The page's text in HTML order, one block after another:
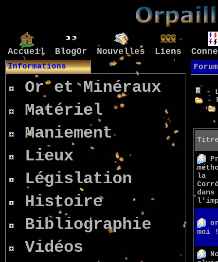
Accueil BlogOr Nouvelles Liens
Informations
Or et Minéraux
Matériel
Maniement
Lieux
Législation
Histoire
Bibliographie
Vidéos
-
-
la
dans
moi